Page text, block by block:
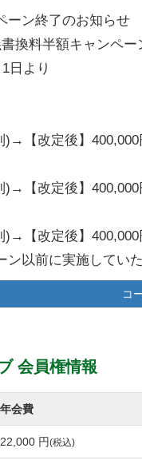
ーン終了のお知らせ
換料半額キャンペー
日より
)→【改定後】
)→【改定後】
)→【改定後】
以前に実施してい
月30日まで（期間
書換料
人正会員 【改定前
コ
会員権情報
年会費
22,000 円(税込)